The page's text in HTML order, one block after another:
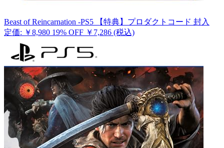
Beast of Reincarnation -PS5 【特典】プロダクトコード 封入
定価: ￥8,980 19% OFF ￥7,286 (税込)